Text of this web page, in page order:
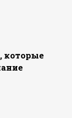
которые